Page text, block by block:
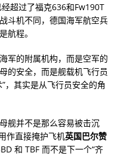
超过了福克636和Fw190T
斗机不同，德国海军航空兵
航程。
军的附属机构，而是空军的
的安全，而是舰载机飞行员
，其实是从飞行员安全的角
舰并不是那么容易被击沉
作直接掩护飞机英国巴尔赞
和 TBF 而不是下一个“齐